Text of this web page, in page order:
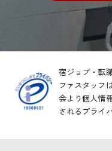
宿ジョブ・転
ファスタッフ
会より個人情
されるプライ